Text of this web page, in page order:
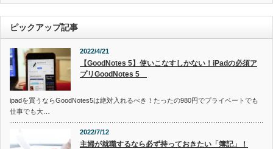
ピックアップ記事
2022/4/21
【GoodNotes 5】使いこなすしかない！iPadの必須ア
プリGoodNotes 5
ipadを買うならGoodNotes5は絶対入れるべき！たったの980円でプライベートでも
仕事でも大…
2022/7/12
主婦が就職するなら必ず持っておきたい「簿記」！